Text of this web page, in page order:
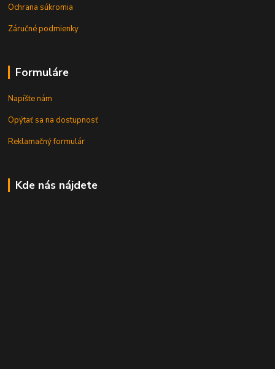
Ochrana súkromia
Záručné podmienky
Formuláre
Napíšte nám
Opýtať sa na dostupnosť
Reklamačný formulár
Kde nás nájdete